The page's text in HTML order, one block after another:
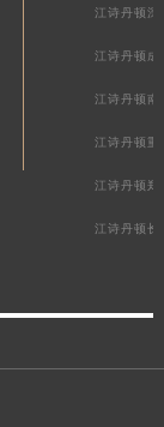
江诗丹顿深
江诗丹顿成
江诗丹顿南
江诗丹顿重
江诗丹顿郑
江诗丹顿长